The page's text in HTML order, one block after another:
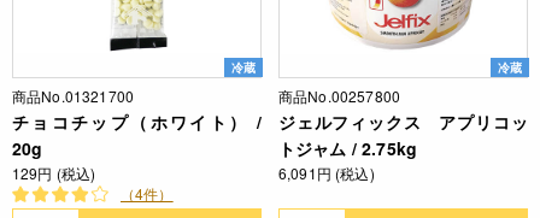
冷蔵
商品No.01321700
チョコチップ（ホワイト） /
20g
129円 (税込)
（4件）
冷蔵
商品No.00257800
ジェルフィックス アプリコッ
トジャム / 2.75kg
6,091円 (税込)